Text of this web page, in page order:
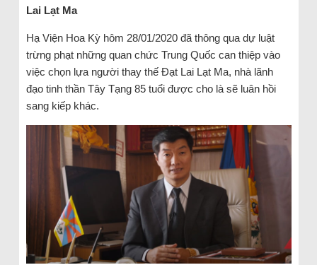
Lai Lạt Ma
Hạ Viện Hoa Kỳ hôm 28/01/2020 đã thông qua dự luật
trừng phạt những quan chức Trung Quốc can thiệp vào
việc chọn lựa người thay thế Đạt Lai Lạt Ma, nhà lãnh
đạo tinh thần Tây Tạng 85 tuổi được cho là sẽ luân hồi
sang kiếp khác.